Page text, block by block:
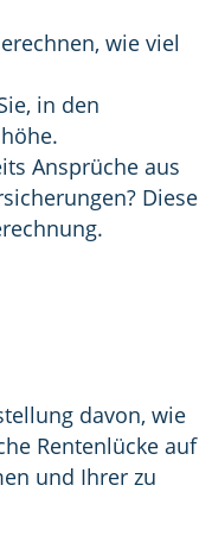
wie viel
in den
Ansprüche aus
Diese
davon, wie
Rentenlücke auf
und Ihrer zu